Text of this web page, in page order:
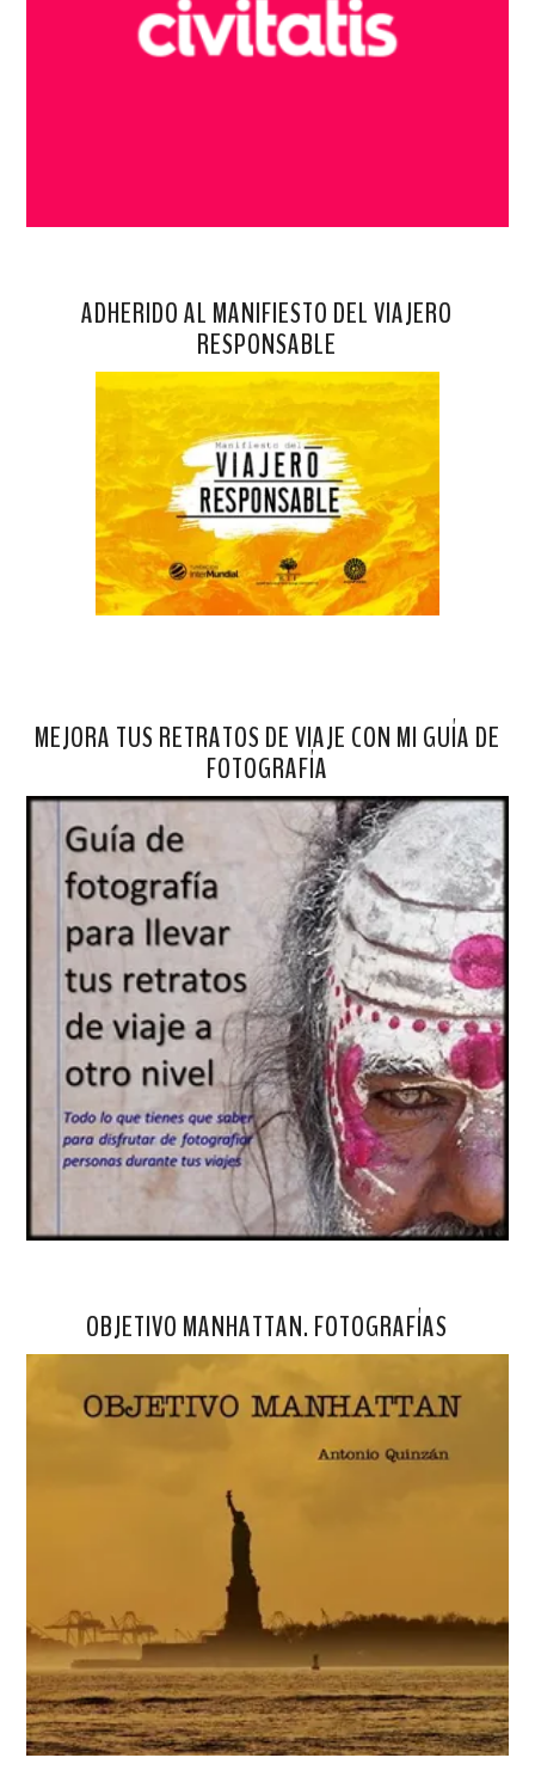
ADHERIDO AL MANIFIESTO DEL VIAJERO
RESPONSABLE
MEJORA TUS RETRATOS DE VIAJE CON MI GUÍA DE
FOTOGRAFÍA
OBJETIVO MANHATTAN. FOTOGRAFÍAS